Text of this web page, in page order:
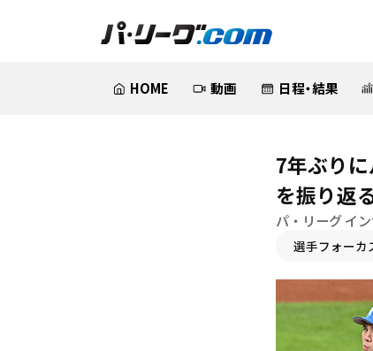
HOME 動画 日程・結果
7年ぶり
を振り返
パ・リーグ イ
選手フォーカ